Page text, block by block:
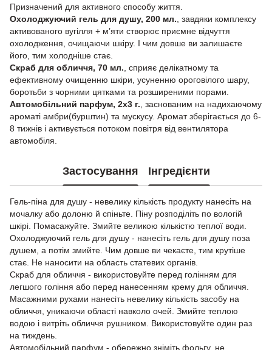
Призначений для активного способу життя.
Охолоджуючий гель для душу, 200 мл. , завдяки комплексу
активованого вугілля + м’яти створює приємне відчуття
охолодження, очищаючи шкіру. І чим довше ви залишаєте
його, тим холодніше стає.
Скраб для обличчя, 70 мл. , сприяє делікатному та
ефективному очищенню шкіри, усуненню ороговілого шару,
боротьби з чорними цятками та розширеними порами.
Автомобільний парфум, 2х3 г. , заснованим на надихаючому
ароматі амбри(бурштин) та мускусу. Аромат зберігається до 6-
8 тижнів і активується потоком повітря від вентилятора
автомобіля.
Застосування Інгредієнти
Гель-піна для душу - невелику кількість продукту нанесіть на
мочалку або долоню й спіньте. Піну розподіліть по вологій
шкірі. Помасажуйте. Змийте великою кількістю теплої води.
Охолоджуючий гель для душу - нанесіть гель для душу поза
душем, а потім змийте. Чим довше ви чекаєте, тим крутіше
стає. Не наносити на область статевих органів.
Скраб для обличчя - використовуйте перед голінням для
легшого гоління або перед нанесенням крему для обличчя.
Масажними рухами нанесіть невелику кількість засобу на
обличчя, уникаючи області навколо очей. Змийте теплою
водою і витріть обличчя рушником. Використовуйте один раз
на тиждень.
Автомобільний парфум - обережно зніміть фольгу, не